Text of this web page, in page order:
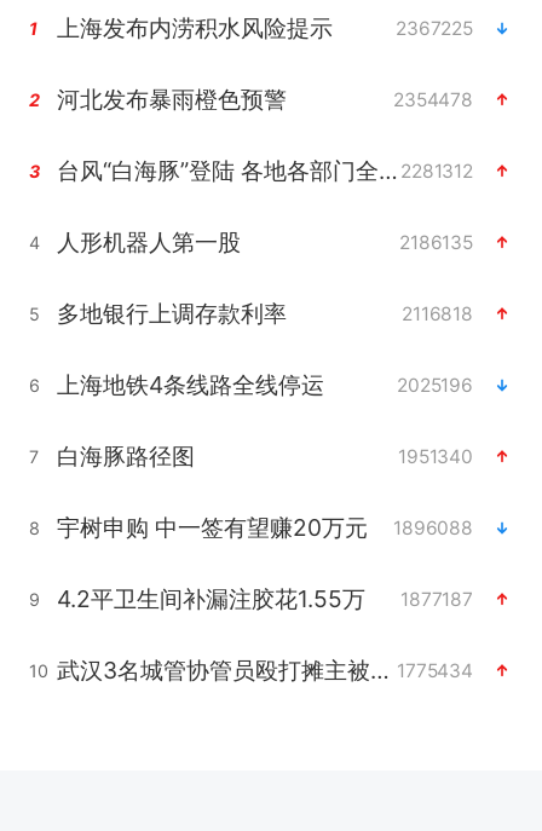
1 上海发布内涝积水风险提示 2367225
2 河北发布暴雨橙色预警 2354478
3 台风“白海豚”登陆 各地各部门全力应对 2281312
4 人形机器人第一股 2186135
5 多地银行上调存款利率 2116818
6 上海地铁4条线路全线停运 2025196
7 白海豚路径图 1951340
8 宇树申购 中一签有望赚20万元 1896088
9 4.2平卫生间补漏注胶花1.55万 1877187
10 武汉3名城管协管员殴打摊主被刑拘 1775434